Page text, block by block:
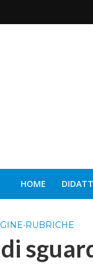
HOME
•RUBRICHE